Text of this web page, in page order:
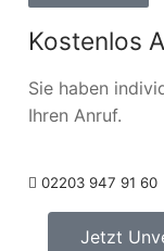
Kostenlos
Sie haben
Ihren Anruf.
02203 947 91 60
Jetzt